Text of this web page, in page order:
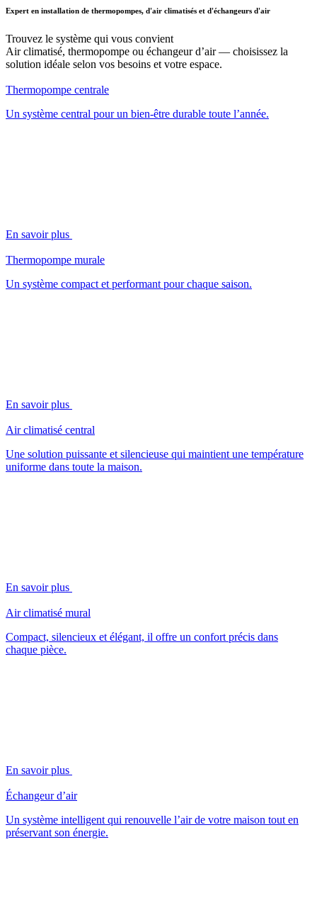
Expert en installation de thermopompes, d'air climatisés et d'échangeurs d'air
Trouvez le système qui vous convient
Air climatisé, thermopompe ou échangeur d’air — choisissez la
solution idéale selon vos besoins et votre espace.
Thermopompe centrale
Un système central pour un bien-être durable toute l’année.
En savoir plus
Thermopompe murale
Un système compact et performant pour chaque saison.
En savoir plus
Air climatisé central
Une solution puissante et silencieuse qui maintient une température
uniforme dans toute la maison.
En savoir plus
Air climatisé mural
Compact, silencieux et élégant, il offre un confort précis dans
chaque pièce.
En savoir plus
Échangeur d’air
Un système intelligent qui renouvelle l’air de votre maison tout en
préservant son énergie.